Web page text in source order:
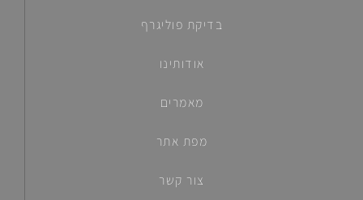
בדיקת פוליגרף
אודותינו
מאמרים
מפת אתר
צור קשר